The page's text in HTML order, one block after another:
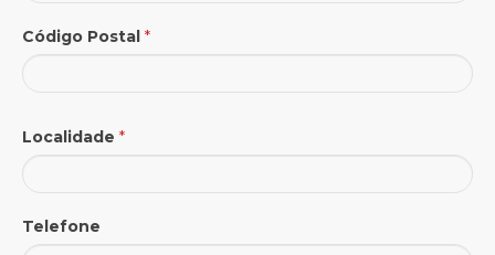
Código Postal *
Localidade *
Telefone